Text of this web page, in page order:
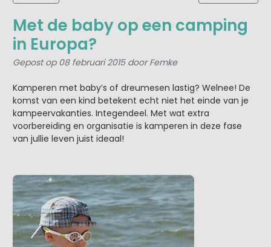
Met de baby op een camping
in Europa?
Gepost op 08 februari 2015 door Femke
Kamperen met baby’s of dreumesen lastig? Welnee! De
komst van een kind betekent echt niet het einde van je
kampeervakanties. Integendeel. Met wat extra
voorbereiding en organisatie is kamperen in deze fase
van jullie leven juist ideaal!